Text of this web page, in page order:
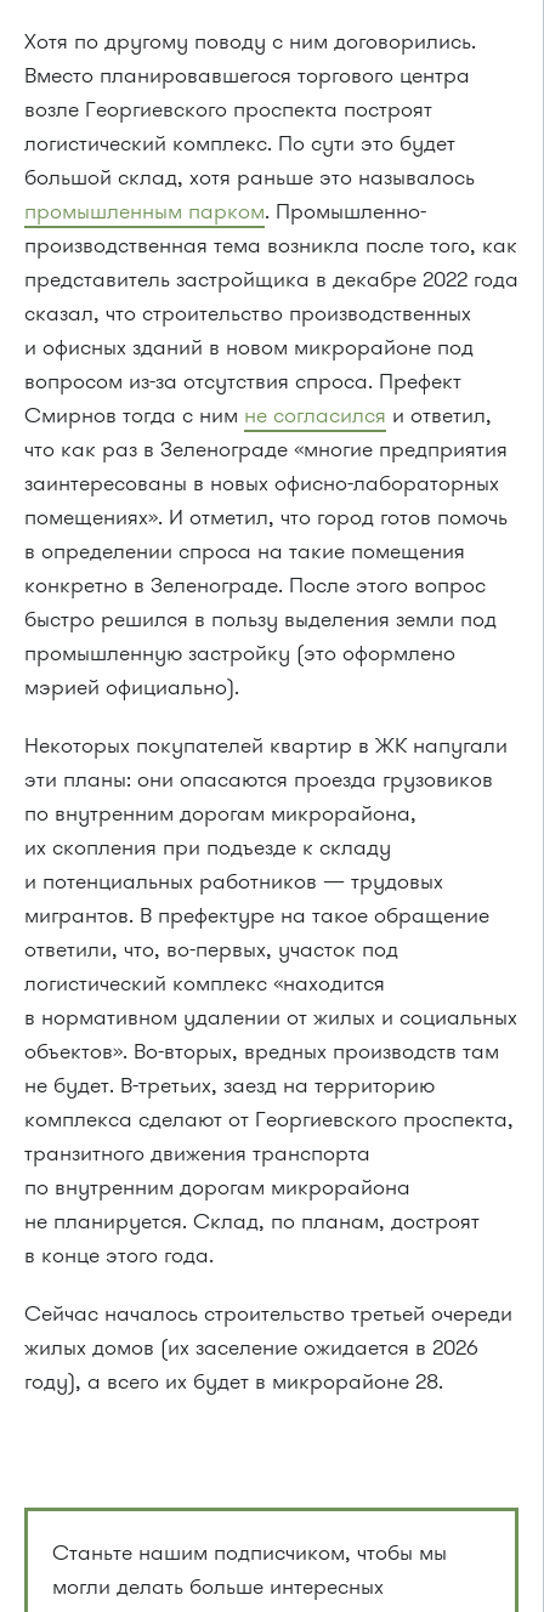
Хотя по другому поводу с ним договорились.
Вместо планировавшегося торгового центра
возле Георгиевского проспекта построят
логистический комплекс. По сути это будет
большой склад, хотя раньше это называлось
промышленным парком. Промышленно-
производственная тема возникла после того, как
представитель застройщика в декабре 2022 года
сказал, что строительство производственных
и офисных зданий в новом микрорайоне под
вопросом из-за отсутствия спроса. Префект
Смирнов тогда с ним не согласился и ответил,
что как раз в Зеленограде «многие предприятия
заинтересованы в новых офисно-лабораторных
помещениях». И отметил, что город готов помочь
в определении спроса на такие помещения
конкретно в Зеленограде. После этого вопрос
быстро решился в пользу выделения земли под
промышленную застройку (это оформлено
мэрией официально).
Некоторых покупателей квартир в ЖК напугали
эти планы: они опасаются проезда грузовиков
по внутренним дорогам микрорайона,
их скопления при подъезде к складу
и потенциальных работников — трудовых
мигрантов. В префектуре на такое обращение
ответили, что, во-первых, участок под
логистический комплекс «находится
в нормативном удалении от жилых и социальных
объектов». Во-вторых, вредных производств там
не будет. В-третьих, заезд на территорию
комплекса сделают от Георгиевского проспекта,
транзитного движения транспорта
по внутренним дорогам микрорайона
не планируется. Склад, по планам, достроят
в конце этого года.
Сейчас началось строительство третьей очереди
жилых домов (их заселение ожидается в 2026
году), а всего их будет в микрорайоне 28.
Станьте нашим подписчиком, чтобы мы
могли делать больше интересных